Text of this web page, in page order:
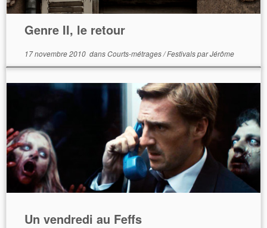
Genre II, le retour
17 novembre 2010dansCourts-métrages/FestivalsparJérôme
Un vendredi au Feffs